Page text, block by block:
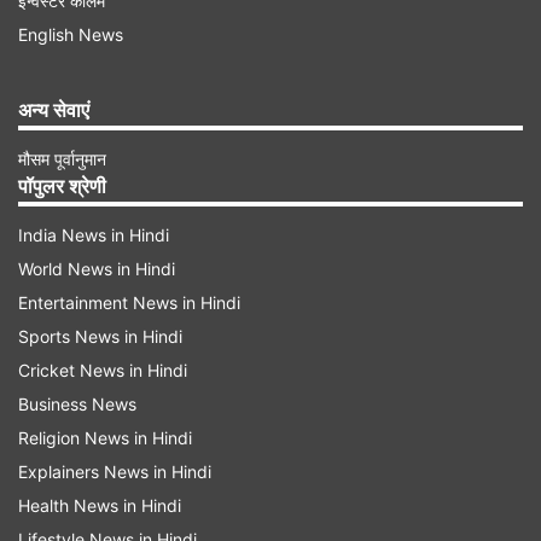
थाने बुलाया गया था। लेकिन पुलिस ने न तो उसके खिलाफ
किया। इसके बजाय, युवक को हाथ-पैरों में लोहे की जंजीरें
डालकर थाने में दो दिन तक रखा गया और उस पर शारीरिक
अत्याचार भी किया गया।
English News
अन्य सेवाएं
मौसम पूर्वानुमान
पॉपुलर श्रेणी
India News in Hindi
World News in Hindi
Entertainment News in Hindi
Sports News in Hindi
Cricket News in Hindi
Business News
Religion News in Hindi
Explainers News in Hindi
Health News in Hindi